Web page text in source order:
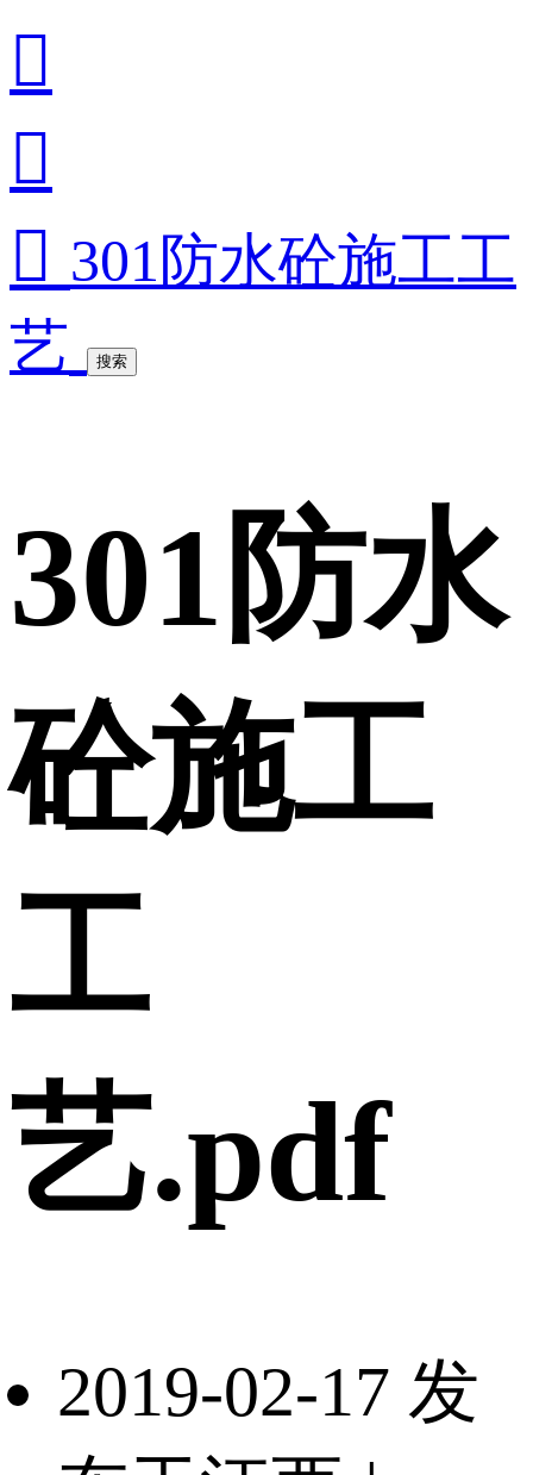


 301防水砼施工工
艺
搜索
301防水
砼施工
工
艺.pdf
2019-02-17 发